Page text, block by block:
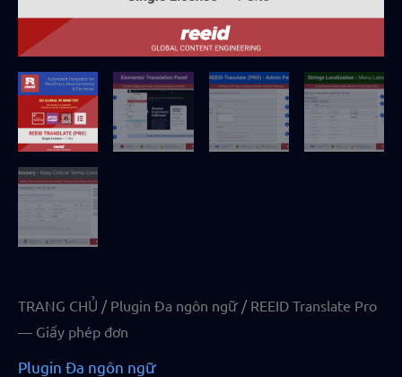
TRANG CHỦ / Plugin Đa ngôn ngữ / REEID Translate Pro
— Giấy phép đơn
Plugin Đa ngôn ngữ